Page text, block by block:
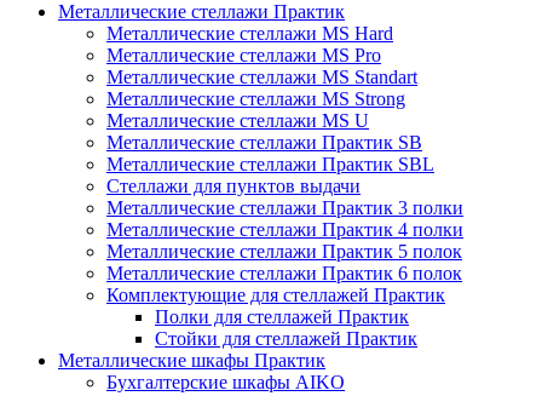
Металлические стеллажи Практик
Металлические стеллажи MS Hard
Металлические стеллажи MS Pro
Металлические стеллажи MS Standart
Металлические стеллажи MS Strong
Металлические стеллажи MS U
Металлические стеллажи Практик SB
Металлические стеллажи Практик SBL
Стеллажи для пунктов выдачи
Металлические стеллажи Практик 3 полки
Металлические стеллажи Практик 4 полки
Металлические стеллажи Практик 5 полок
Металлические стеллажи Практик 6 полок
Комплектующие для стеллажей Практик
Полки для стеллажей Практик
Стойки для стеллажей Практик
Металлические шкафы Практик
Бухгалтерские шкафы AIKO